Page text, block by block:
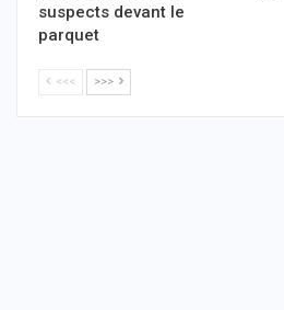
suspects devant le
parquet
<<< >>>